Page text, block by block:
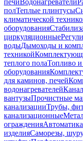
печиВодонагреватели
полТеплые плинтусы
климатической
оборудования
циркуляционные
водыДымоходы и
техникой
теплого полаТопливо и
оборудования
для каминов, печей
водонагревателей
вантузыПрочистные
канализацииТрубы,
канализационные
ограждения
изделияСаморезы,